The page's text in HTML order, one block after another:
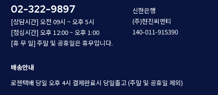
02-322-9897
[상담시간] 오전 09시 ~ 오후 5시
[점심시간] 오후 12:00 ~ 오후 1:00
[휴 무 일] 주말 및 공휴일은 휴무입니다.
신한은행
(주)현진씨엔티
140-011-915390
배송안내
로젠택배 당일 오후 4시 결제완료시 당일출고 (주말 및 공휴일 제외)